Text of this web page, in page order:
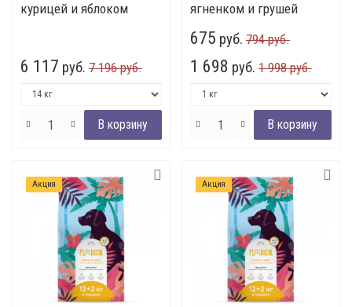
курицей и яблоком
6 117 руб. 7 196 руб.
ягненком и грушей
675 руб. 794 руб.
1 698 руб. 1 998 руб.
Акция Акция